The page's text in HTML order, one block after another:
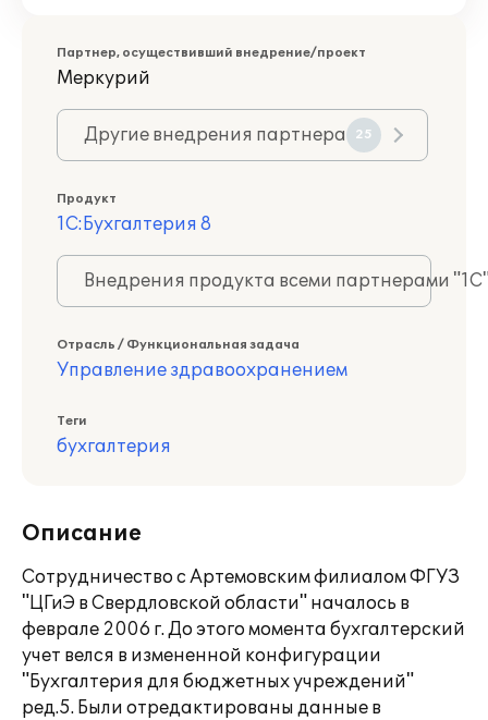
Партнер, осуществивший внедрение/проект
Меркурий
Другие внедрения партнера 25
Продукт
1С:Бухгалтерия 8
Внедрения продукта всеми партнерами
Отрасль / Функциональная задача
Управление здравоохранением
Теги
бухгалтерия
Описание
Сотрудничество с Артемовским филиалом ФГУЗ
"ЦГиЭ в Свердловской области" началось в
феврале 2006 г. До этого момента бухгалтерский
учет велся в измененной конфигурации
"Бухгалтерия для бюджетных учреждений"
ред.5. Были отредактированы данные в